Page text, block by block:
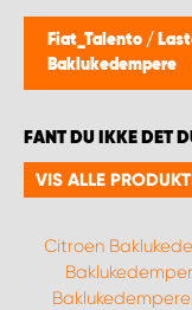
Fiat_Talento /
Baklukedempere
FANT DU IKKE DET
VIS ALLE
Citroen
Baklukedempere
WORK SYSTEM HAMAR
WORK SYSTEM HORTEN
WORK SYSTEM NORWAY